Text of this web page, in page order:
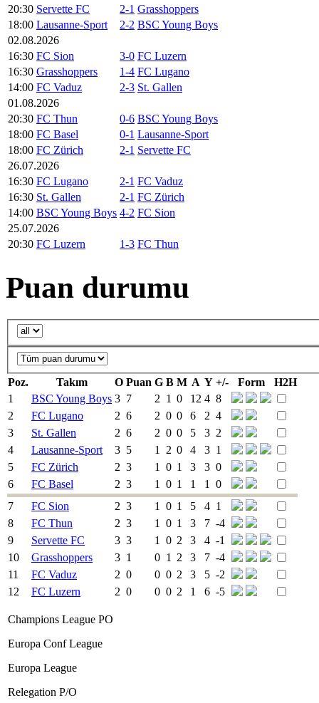
20:30 Servette FC 2-1 Grasshoppers
18:00 Lausanne-Sport 2-2 BSC Young Boys
02.08.2026
16:30 FC Sion 3-0 FC Luzern
16:30 Grasshoppers 1-4 FC Lugano
14:00 FC Vaduz 2-3 St. Gallen
01.08.2026
20:30 FC Thun 0-6 BSC Young Boys
18:00 FC Basel 0-1 Lausanne-Sport
18:00 FC Zürich 2-1 Servette FC
26.07.2026
16:30 FC Lugano 2-1 FC Vaduz
16:30 St. Gallen 2-1 FC Zürich
14:00 BSC Young Boys 4-2 FC Sion
25.07.2026
20:30 FC Luzern 1-3 FC Thun
Puan durumu
Poz. Takım O Puan G B M A Y +/- Form
H2H
1
BSC Young Boys 3 7 2 1 0 12 4 8
2
FC Lugano 2 6 2 0 0 6 2 4
3
St. Gallen 2 6 2 0 0 5 3 2
4
Lausanne-Sport 3 5 1 2 0 4 3 1
5
FC Zürich 2 3 1 0 1 3 3 0
6
FC Basel 2 3 1 0 1 1 1
0
7
FC Sion 2 3 1 0 1 5 4 1
8
FC Thun 2 3 1 0 1 3 7 -4
9
Servette FC 3 3 1 0 2 3 4 -1
10
Grasshoppers 3 1 0 1 2 3 7 -4
11
FC Vaduz 2 0 0 0 2 3 5 -2
12
FC Luzern 2 0 0 0 2 1 6 -5
Champions League PO
Europa Conf League
Europa League
Relegation P/O